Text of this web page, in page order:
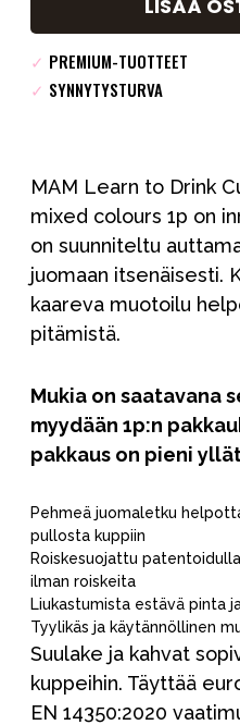
LISÄÄ
✓ PREMIUM-TUOTTEET
✓ SYNNYTYSTURVA
MAM Learn to Drink
mixed colours 1p on
on suunniteltu
juomaan itsenäisesti.
kaareva muotoilu
pitämistä.
Mukia on saatavana
myydään 1p:n
pakkaus on pieni
Pehmeä juomaletku
pullosta kuppiin
Roiskesuojattu
ilman roiskeita
Liukastumista estävä pinta
Tyylikäs ja käytännöllinen
Suulake ja kahvat
kuppeihin. Täyttää
EN 14350:2020